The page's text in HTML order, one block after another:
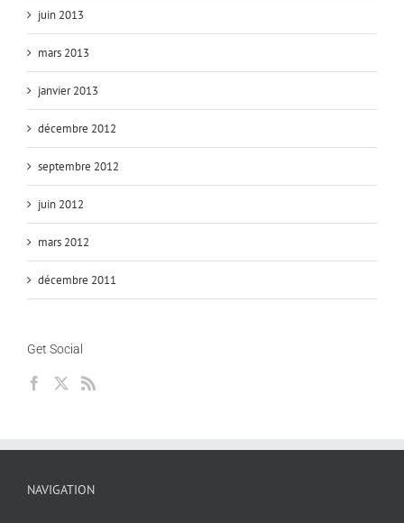
juin 2013
mars 2013
janvier 2013
décembre 2012
septembre 2012
juin 2012
mars 2012
décembre 2011
Get Social
NAVIGATION